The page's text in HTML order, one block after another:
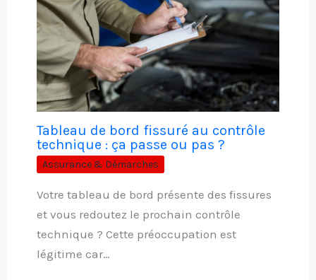
Tableau de bord fissuré au contrôle
technique : ça passe ou pas ?
Assurance & Démarches
Votre tableau de bord présente des fissures
et vous redoutez le prochain contrôle
technique ? Cette préoccupation est
légitime car…